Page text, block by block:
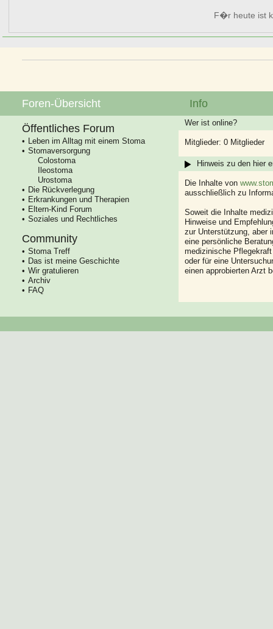
F�r heute ist
Foren-Übersicht
Öffentliches Forum
Leben im Alltag mit einem Stoma
Stomaversorgung
Colostoma
Ileostoma
Urostoma
Die Rückverlegung
Erkrankungen und Therapien
Eltern-Kind Forum
Soziales und Rechtliches
Community
Stoma Treff
Das ist meine Geschichte
Wir gratulieren
Archiv
FAQ
Info
Wer ist online?
Mitglieder: 0 Mitglieder
Hinweis zu den hier
Die Inhalte von
ausschließlich zu
Soweit die Inhalte
Hinweise und
zur Unterstützung, aber
eine persönliche
medizinische
oder für eine
einen approbierten Arzt